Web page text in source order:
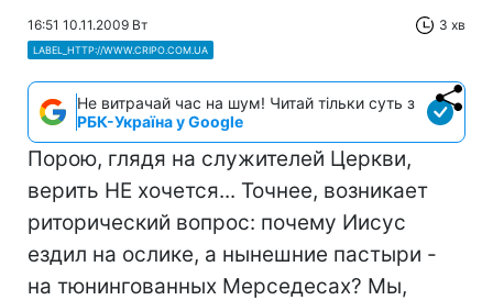
16:51 10.11.2009 Вт 3 хв
LABEL_HTTP://WWW.CRIPO.COM.UA
Не витрачай час на шум! Читай тільки суть з
РБК-Україна у Google
Порою, глядя на служителей Церкви,
верить НЕ хочется... Точнее, возникает
риторический вопрос: почему Иисус
ездил на ослике, а нынешние пастыри -
на тюнингованных Мерседесах? Мы,